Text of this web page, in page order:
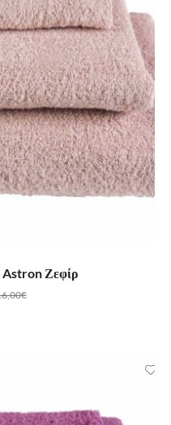
ΚΑΛΆΘΙ
Astron Ζεφίρ
€